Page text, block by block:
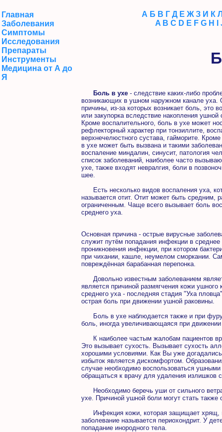
Главная
Заболевания
Симптомы
Исследования
Препараты
Инструменты
Медицина от А до
Я
А Б В Г Д Е Ж З И К
A B C D E F G H
Боль в ухе - следствие каких-либо
возникающих в ушном наружном канале уха.
причины, из-за которых возникает боль, это
или закупорка вследствие накопления ушной
Кроме воспалительного, боль в ухе может
рефлекторный характер при тонзиллите,
верхнечелюстного сустава, гайморите. Кроме
в ухе может быть вызвана и такими
воспаление миндалин, синусит, патология
список заболеваний, наиболее часто
ухе, также входят невралгия, боли в
шее.
Есть несколько видов воспаления уха,
называется отит. Отит может быть средним,
ограниченным. Чаще всего вызывает боль
среднего уха.
Основная причина - острые вирусные
служит путём попадания инфекции в
проникновения инфекции, при котором
при чихании, кашле, неумелом сморкании.
повреждённая барабанная перепонка.
Довольно известным заболеванием
является причиной размягчения кожи
среднего уха - последняя стадия "Уха
острая боль при движении ушной раковины.
Боль в ухе наблюдается также и при
боль, иногда увеличивающаяся при
К наиболее частым жалобам пациентов
Это вызывает сухость. Вызывает сухость
хорошими условиями. Как Вы уже
избыток является дискомфортом.
случае необходимо воспользоваться
обращаться к врачу для удаления
Необходимо беречь уши от сильного
ухе. Причиной ушной боли могут стать также
Инфекция кожи, которая защищает хрящ,
заболевание называется периохондрит. У
попадание инородного тела.